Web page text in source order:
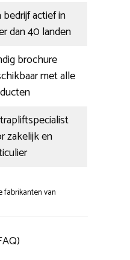
bedrijf actief in
dan 40 landen
brochure
met alle
zakelijk en
fabrikanten van